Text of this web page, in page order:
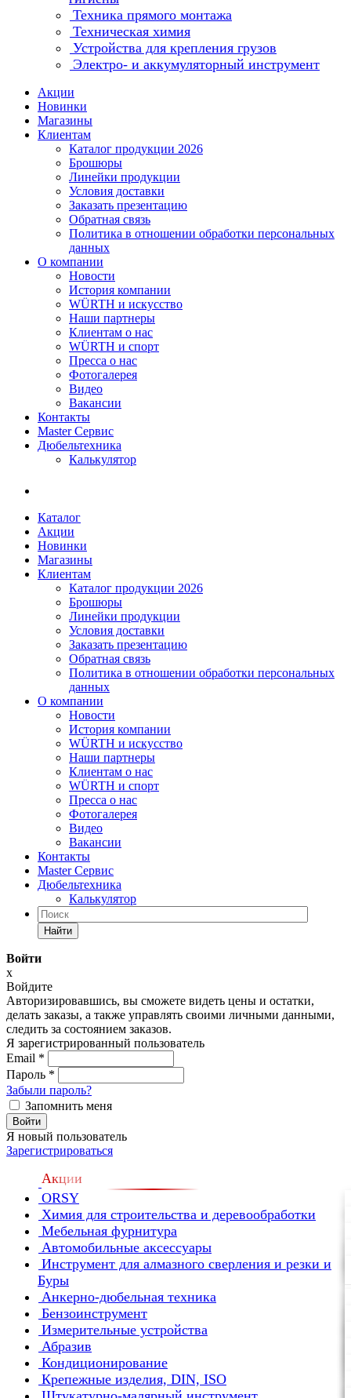
Техника прямого монтажа
Техническая химия
Устройства для крепления грузов
Электро- и аккумуляторный инструмент
Акции
Новинки
Магазины
Клиентам
Каталог продукции 2026
Брошюры
Линейки продукции
Условия доставки
Заказать презентацию
Обратная связь
Политика в отношении обработки персональных
данных
О компании
Новости
История компании
WÜRTH и искусство
Наши партнеры
Клиентам о нас
WÜRTH и спорт
Пресса о нас
Фотогалерея
Видео
Вакансии
Контакты
Master Сервис
Дюбельтехника
Калькулятор
Каталог
Акции
Новинки
Магазины
Клиентам
Каталог продукции 2026
Брошюры
Линейки продукции
Условия доставки
Заказать презентацию
Обратная связь
Политика в отношении обработки персональных
данных
О компании
Новости
История компании
WÜRTH и искусство
Наши партнеры
Клиентам о нас
WÜRTH и спорт
Пресса о нас
Фотогалерея
Видео
Вакансии
Контакты
Master Сервис
Дюбельтехника
Калькулятор
Найти
Войти
x
Войдите
Авторизировавшись, вы сможете видеть цены и остатки,
делать заказы, а также управлять своими личными данными,
следить за состоянием заказов.
Я зарегистрированный пользователь
Email *
Пароль *
Забыли пароль?
Запомнить меня
Войти
Я новый пользователь
Зарегистрироваться
Акции
ORSY
Химия для строительства и деревообработки
Мебельная фурнитура
Автомобильные аксессуары
Инструмент для алмазного сверления и резки и
Буры
Анкерно-дюбельная техника
Бензоинструмент
Измерительные устройства
Абразив
Кондиционирование
Крепежные изделия, DIN, ISO